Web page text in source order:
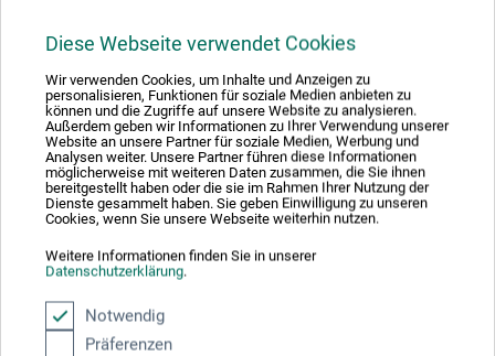
Diese Webseite verwendet Cookies
Wir verwenden Cookies, um Inhalte und Anzeigen zu
personalisieren, Funktionen für soziale Medien anbieten zu
können und die Zugriffe auf unsere Website zu analysieren.
Außerdem geben wir Informationen zu Ihrer Verwendung unserer
Website an unsere Partner für soziale Medien, Werbung und
Analysen weiter. Unsere Partner führen diese Informationen
möglicherweise mit weiteren Daten zusammen, die Sie ihnen
bereitgestellt haben oder die sie im Rahmen Ihrer Nutzung der
Dienste gesammelt haben. Sie geben Einwilligung zu unseren
Cookies, wenn Sie unsere Webseite weiterhin nutzen.
Weitere Informationen finden Sie in unserer
Datenschutzerklärung.
Notwendig
Präferenzen
Produktbewertungen (0)
Schreiben Sie die erste Bewertung zu diesem Produkt
JETZT PRODUKT BEWERTEN
Hersteller-Kontakt